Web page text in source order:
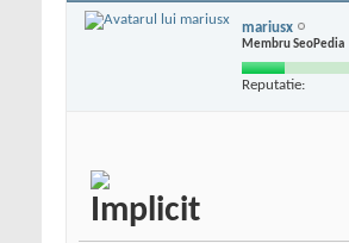
mariusx
Membru SeoPedia
Reputatie: